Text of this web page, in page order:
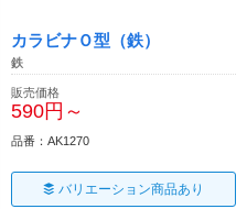
カラビナＯ型（鉄）
鉄
販売価格
590円～
品番：AK1270
バリエーション商品あり